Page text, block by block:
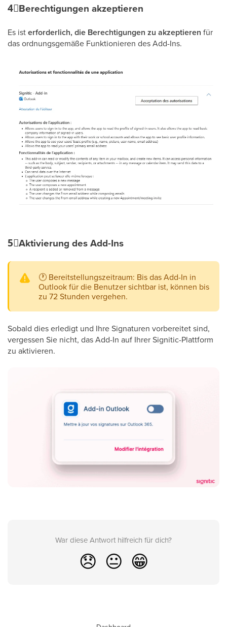
4⃣Berechtigungen akzeptieren
Es isterforderlich, die Berechtigungen zu akzeptieren für
das ordnungsgemäße Funktionieren des Add-Ins.
5⃣Aktivierung des Add-Ins
🕐 Bereitstellungszeitraum: Bis das Add-In in
Outlook für die Benutzer sichtbar ist, können bis
zu 72 Stunden vergehen.
Sobald dies erledigt und Ihre Signaturen vorbereitet sind,
vergessen Sie nicht, das Add-In auf Ihrer Signitic-Plattform
zu aktivieren.
War diese Antwort hilfreich für dich?
😞 😐 😁